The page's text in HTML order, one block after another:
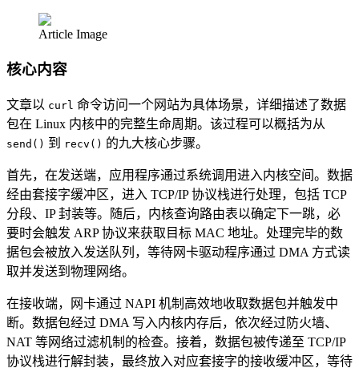
Article Image
核心内容
文章以 curl 命令访问一个网站为具体场景，详细描述了数据
包在 Linux 内核中的完整生命周期。该过程可以概括为从
send() 到 recv() 的九大核心步骤。
首先，在发送端，应用程序通过系统调用进入内核空间。数据
经由套接字缓冲区，进入 TCP/IP 协议栈进行处理，包括 TCP
分段、IP 封装等。随后，内核查询路由表以确定下一跳，必
要时会触发 ARP 协议来获取目标 MAC 地址。处理完毕的数
据包会被放入发送队列，等待网卡驱动程序通过 DMA 方式读
取并发送到物理网络。
在接收端，网卡通过 NAPI 机制高效地收取数据包并触发中
断。数据包经过 DMA 写入内核内存后，依次经过防火墙、
NAT 等网络过滤机制的检查。接着，数据包被传递至 TCP/IP
协议栈进行解封装，最终放入对应套接字的接收缓冲区，等待